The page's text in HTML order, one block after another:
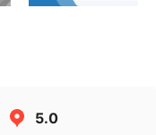
5.0